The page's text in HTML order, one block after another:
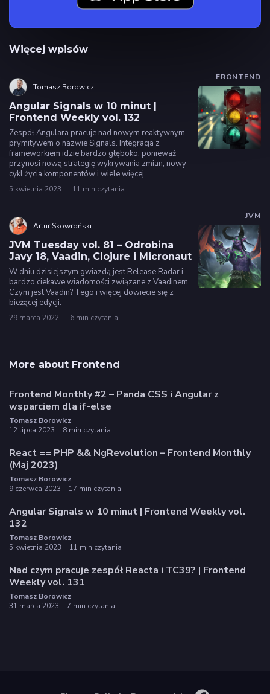
Więcej wpisów
FRONTEND
Tomasz Borowicz
Angular Signals w 10 minut |
Frontend Weekly vol. 132
Zespół Angulara pracuje nad nowym reaktywnym
prymitywem o nazwie Signals. Integracja z
frameworkiem idzie bardzo głęboko, ponieważ
przynosi nową strategię wykrywania zmian, nowy
cykl życia komponentów i wiele więcej.
5 kwietnia 2023 11 min czytania
JVM
Artur Skowroński
JVM Tuesday vol. 81 – Odrobina
Javy 18, Vaadin, Clojure i Micronaut
W dniu dzisiejszym gwiazdą jest Release Radar i
bardzo ciekawe wiadomości związane z Vaadinem.
Czym jest Vaadin? Tego i więcej dowiecie się z
bieżącej edycji.
29 marca 2022 6 min czytania
More about Frontend
Frontend Monthly #2 – Panda CSS i Angular z
wsparciem dla if-else
Tomasz Borowicz
12 lipca 2023
8 min czytania
React == PHP && NgRevolution – Frontend Monthly
(Maj 2023)
Tomasz Borowicz
9 czerwca 2023
17 min czytania
Angular Signals w 10 minut | Frontend Weekly vol.
132
Tomasz Borowicz
5 kwietnia 2023
11 min czytania
Nad czym pracuje zespół Reacta i TC39? | Frontend
Weekly vol. 131
Tomasz Borowicz
31 marca 2023
7 min czytania